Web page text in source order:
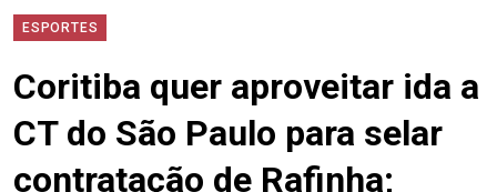
ESPORTES
Coritiba quer aproveitar ida a
CT do São Paulo para selar
contratação de Rafinha;